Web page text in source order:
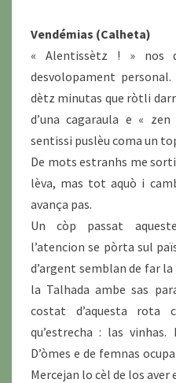
Vendémias (Calheta)
« Alentissètz ! » nos
desvolopament
dètz minutas que ròtli
d’una cagaraula e «
sentissi puslèu coma un
De mots estranhs me
lèva, mas tot aquò i
avança pas.
Un còp passat
l’atencion se pòrta sul
d’argent semblan de far
la Talhada ambe sas
costat d’aquesta
qu’estrecha : las vinhas.
D’òmes e de femnas
Mercejan lo cèl de los aver